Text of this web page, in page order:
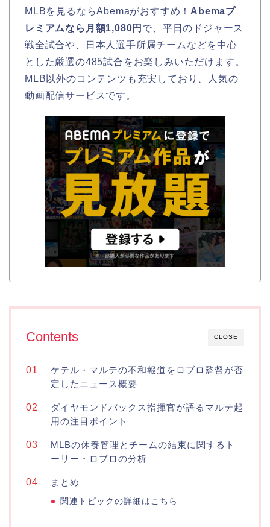
MLBを見るならAbemaがおすすめ！ Abemaプ
レミアムなら月額1,080円 で、平日のドジャース
戦全試合や、日本人選手所属チームなどを中心
とした厳選の485試合をお楽しみいただけます。
MLB以外のコンテンツも充実しており、人気の
動画配信サービスです。
CLOSE
Contents
ケテル・マルテの不和報道をロブロ監督が否
定したニュース概要
ダイヤモンドバックス指揮官が語るマルテ起
用の注目ポイント
MLBの休養管理とチームの結束に関するト
ーリー・ロブロの分析
まとめ
関連トピックの詳細はこちら